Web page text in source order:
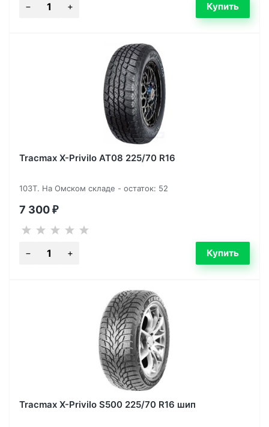
Tracmax X-Privilo AT08 225/70 R16
103T. На Омском складе - остаток: 52
7 300 ₽
Tracmax X-Privilo S500 225/70 R16 шип